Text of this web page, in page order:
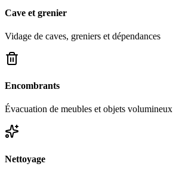
Cave et grenier
Vidage de caves, greniers et dépendances
Encombrants
Évacuation de meubles et objets volumineux
Nettoyage